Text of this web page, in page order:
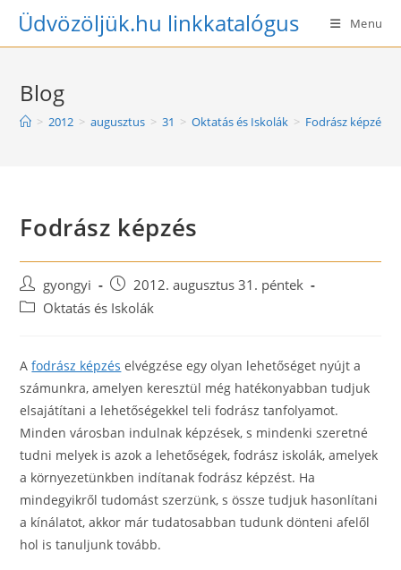
SkipÜdvözöljük.hu linkkatalógus Menu
Blog
> 2012 > augusztus > 31 > Oktatás és Iskolák > Fodrász képzés
Fodrász képzés
Post
author:
gyongyi
Post
published:
2012. augusztus 31. péntek
PostOktatás és Iskolák
Afodrász képzés elvégzése egy olyan lehetőséget nyújt a
számunkra, amelyen keresztül még hatékonyabban tudjuk
elsajátítani a lehetőségekkel teli fodrász tanfolyamot.
Minden városban indulnak képzések, s mindenki szeretné
tudni melyek is azok a lehetőségek, fodrász iskolák, amelyek
a környezetünkben indítanak fodrász képzést. Ha
mindegyikről tudomást szerzünk, s össze tudjuk hasonlítani
a kínálatot, akkor már tudatosabban tudunk dönteni afelől
hol is tanuljunk tovább.